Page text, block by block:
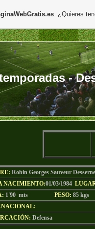
-
Robin Georges Sauveur
NACIMIENTO:01/03/1984
1'90 mts PESO: 85 kgs
Defensa
. ¿Quieres